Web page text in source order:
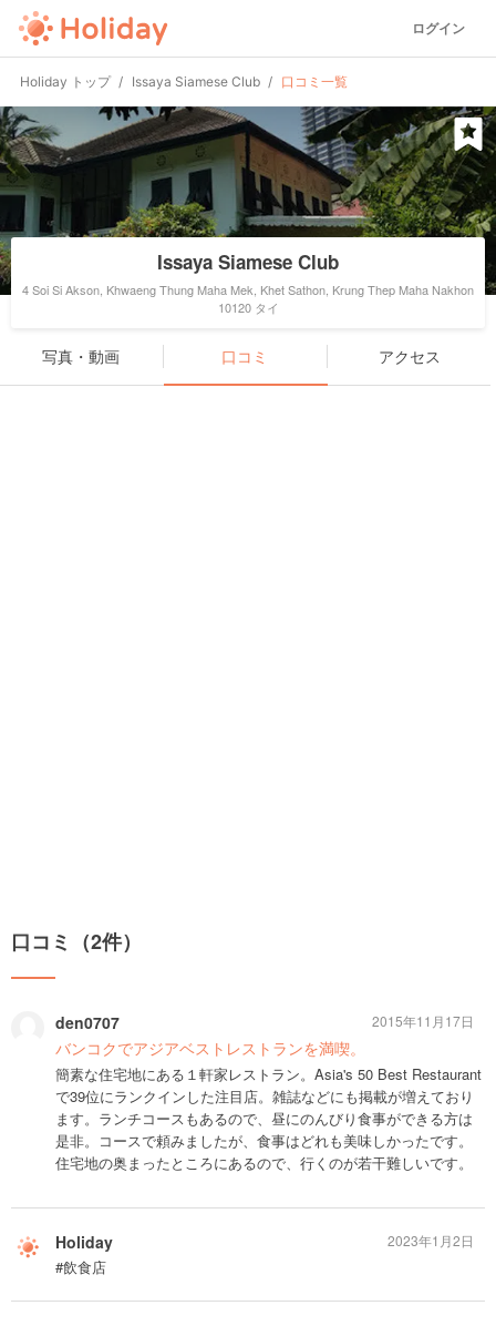
ログイン
Holiday トップ Issaya Siamese Club 口コミ一覧
Issaya Siamese Club
4 Soi Si Akson, Khwaeng Thung Maha Mek, Khet Sathon, Krung Thep Maha Nakhon
10120 タイ
写真・動画 口コミ アクセス
口コミ（2件）
den0707
バンコクでアジアベストレストランを満喫。
簡素な住宅地にある１軒家レストラン。Asia's 50 Best Restaurant
で39位にランクインした注目店。雑誌などにも掲載が増えており
ます。ランチコースもあるので、昼にのんびり食事ができる方は
是非。コースで頼みましたが、食事はどれも美味しかったです。
住宅地の奥まったところにあるので、行くのが若干難しいです。
2015年11月17日
Holiday
#飲食店
2023年1月2日